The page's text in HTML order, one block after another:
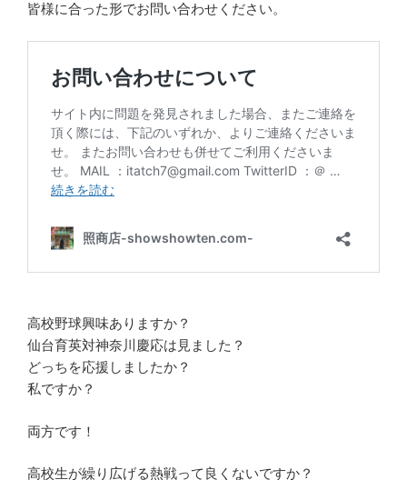
皆様に合った形でお問い合わせください。
高校野球興味ありますか？
仙台育英対神奈川慶応は見ました？
どっちを応援しましたか？
私ですか？
両方です！
高校生が繰り広げる熱戦って良くないですか？